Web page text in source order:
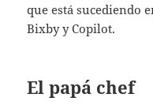
que está sucediendo
Bixby y Copilot.
El papá chef